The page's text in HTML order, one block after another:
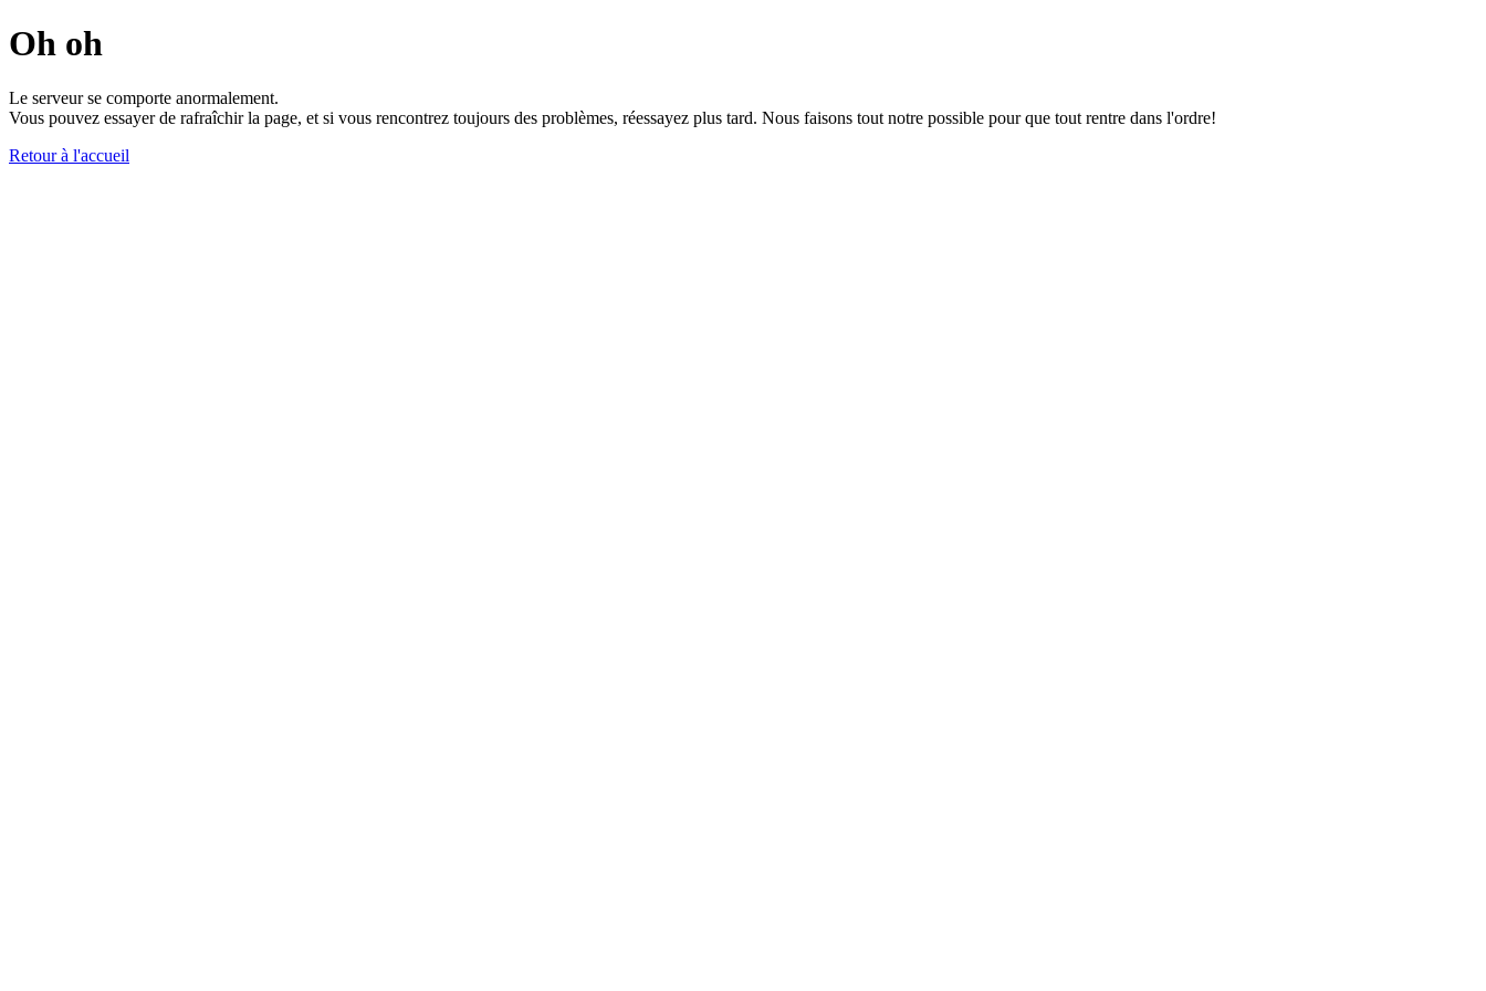
Oh oh
Le serveur se comporte anormalement.
Vous pouvez essayer de rafraîchir la page, et si vous rencontrez toujours des problèmes, réessayez plus tard. Nous faisons tout notre possible pour que tout rentre dans l'ordre!
Retour à l'accueil